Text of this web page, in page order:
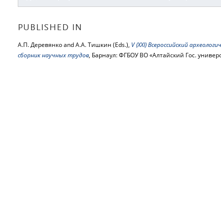
PUBLISHED IN
А.П. Деревянко and А.А. Тишкин (Eds.), V (XXI) Всероссийский
сборник научных трудов, Барнаул: ФГБОУ ВО «Алтайский Гос.